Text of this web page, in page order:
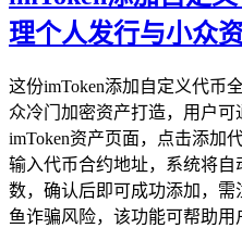
理个人发行与小众
这份imToken添加自定义代币
众冷门加密资产打造，用户
imToken资产页面，点击添加
输入代币合约地址，系统将
数，确认后即可成功添加，
鱼诈骗风险，该功能可帮助用